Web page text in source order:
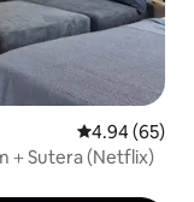
Calificación
4.94 (65)
＋Sutera (Netflix)